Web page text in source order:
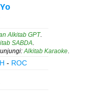
Alkitab GPT.
SABDA
Alkitab Karaoke.
- ROC